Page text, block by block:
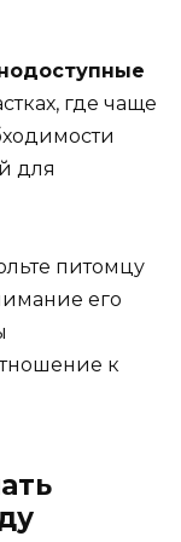
где чаще
для
питомцу
его
к